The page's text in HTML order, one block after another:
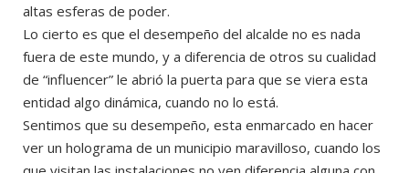
altas esferas de poder.
Lo cierto es que el desempeño del alcalde no es nada
fuera de este mundo, y a diferencia de otros su cualidad
de “influencer” le abrió la puerta para que se viera esta
entidad algo dinámica, cuando no lo está.
Sentimos que su desempeño, esta enmarcado en hacer
ver un holograma de un municipio maravilloso, cuando los